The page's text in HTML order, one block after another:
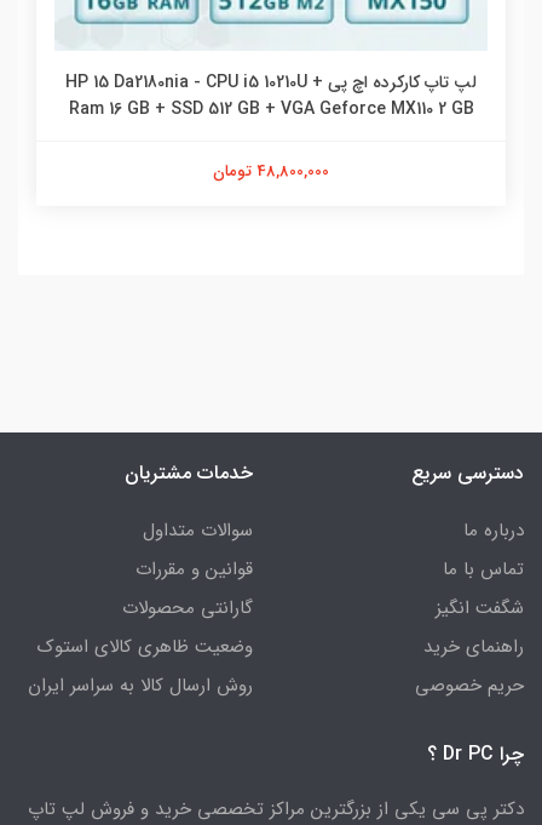
لپ تاپ کارکرده اچ پی HP 15 Da2180nia - CPU i5 10210U +
Ram 16 GB + SSD 512 GB + VGA Geforce MX110 2 GB
48,800,000 تومان
دسترسی سریع
درباره ما
تماس با ما
شگفت انگیز
راهنمای خرید
حریم خصوصی
خدمات مشتریان
سوالات متداول
قوانین و مقررات
گارانتی محصولات
وضعیت ظاهری کالای استوک
روش ارسال کالا به سراسر ایران
چرا Dr PC ؟
دکتر پی سی یکی از بزرگترین مراکز تخصصی خرید و فروش لپ تاپ